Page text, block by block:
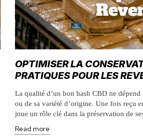
OPTIMISER LA
PRATIQUES POUR LES
La qualité d’un bon hash CBD ne
ou de sa variété d’origine. Une fois reçu
joue un rôle clé dans la préservation de
Read more